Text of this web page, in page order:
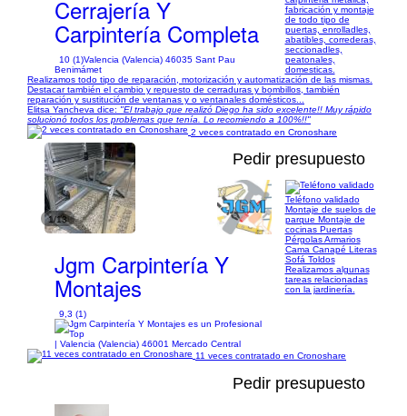
Cerrajería Y
Carpintería Completa
10 (1)Valencia (Valencia) 46035 Sant Pau
Benimámet
fabricación y montaje
de todo tipo de
puertas, enrolladles,
abatibles, correderas,
seccionadles,
peatonales,
domesticas.
Realizamos todo tipo de reparación, motorización y automatización de las mismas.
Destacar también el cambio y repuesto de cerraduras y bombillos, también
reparación y sustitución de ventanas y o ventanales domésticos...
Elitsa Yancheva dice: "El trabajo que realizó Diego ha sido excelente!! Muy rápido
solucionó todos los problemas que tenía. Lo recomiendo a 100%!!"
2 veces contratado en Cronoshare
1/13
Pedir presupuesto
Jgm Carpintería Y
Montajes
9,3 (1)
| Valencia (Valencia) 46001 Mercado Central
Teléfono validado
Montaje de suelos de
parque Montaje de
cocinas Puertas
Pérgolas Armarios
Cama Canapé Literas
Sofá Toldos
Realizamos algunas
tareas relacionadas
con la jardinería.
11 veces contratado en Cronoshare
Pedir presupuesto